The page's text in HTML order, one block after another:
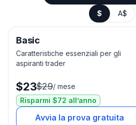
$ A$
Basic
Caratteristiche essenziali per gli
aspiranti trader
$23$29/ mese
Risparmi $72 all’anno
Avvia la prova gratuita